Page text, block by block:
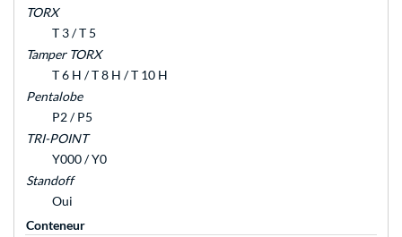
TORX
T 3 / T 5
Tamper TORX
T 6 H / T 8 H / T 10 H
Pentalobe
P2 / P5
TRI-POINT
Y000 / Y0
Standoff
Oui
Conteneur